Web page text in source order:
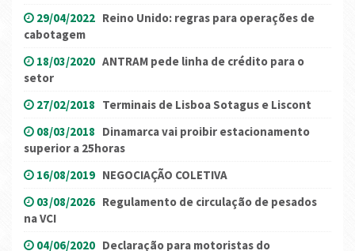
29/04/2022 Reino Unido: regras para operações de
cabotagem
18/03/2020 ANTRAM pede linha de crédito para o
setor
27/02/2018 Terminais de Lisboa Sotagus e Liscont
08/03/2018 Dinamarca vai proibir estacionamento
superior a 25horas
16/08/2019 NEGOCIAÇÃO COLETIVA
03/08/2026 Regulamento de circulação de pesados
na VCI
04/06/2020 Declaração para motoristas do